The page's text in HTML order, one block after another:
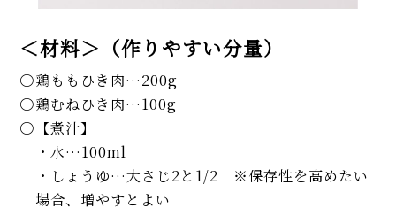
＜材料＞（作りやすい分量）
鶏ももひき肉…200g
鶏むねひき肉…100g
【煮汁】
・水…100ml
・しょうゆ…大さじ2と1/2 ※保存性を高めたい
場合、増やすとよい